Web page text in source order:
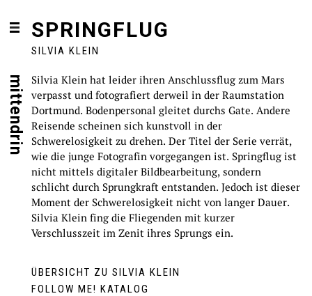
SPRINGFLUG
SILVIA KLEIN
Silvia Klein hat leider ihren Anschlussflug zum Mars
verpasst und fotografiert derweil in der Raumstation
Dortmund. Bodenpersonal gleitet durchs Gate. Andere
Reisende scheinen sich kunstvoll in der
Schwerelosigkeit zu drehen. Der Titel der Serie verrät,
wie die junge Fotografin vorgegangen ist. Springflug ist
nicht mittels digitaler Bildbearbeitung, sondern
schlicht durch Sprungkraft entstanden. Jedoch ist dieser
Moment der Schwerelosigkeit nicht von langer Dauer.
Silvia Klein fing die Fliegenden mit kurzer
Verschlusszeit im Zenit ihres Sprungs ein.
ÜBERSICHT ZU SILVIA KLEIN
FOLLOW ME! KATALOG
mittendrin